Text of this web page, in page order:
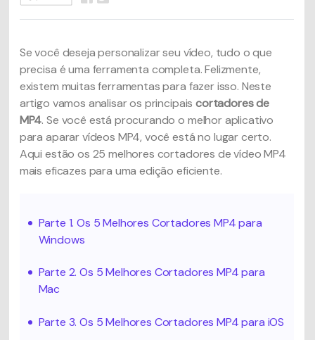
Se você deseja personalizar seu vídeo, tudo o que
precisa é uma ferramenta completa. Felizmente,
existem muitas ferramentas para fazer isso. Neste
artigo vamos analisar os principaiscortadores de
MP4. Se você está procurando o melhor aplicativo
para aparar vídeos MP4, você está no lugar certo.
Aqui estão os 25 melhores cortadores de vídeo MP4
mais eficazes para uma edição eficiente.
Parte 1. Os 5 Melhores Cortadores MP4 para
Windows
Parte 2. Os 5 Melhores Cortadores MP4 para
Mac
Parte 3. Os 5 Melhores Cortadores MP4 para iOS